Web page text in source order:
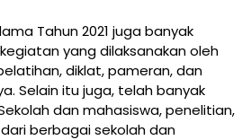
Tahun 2021 juga banyak
yang dilaksanakan oleh
diklat, pameran, dan
Selain itu juga, telah banyak
dan mahasiswa, penelitian,
berbagai sekolah dan